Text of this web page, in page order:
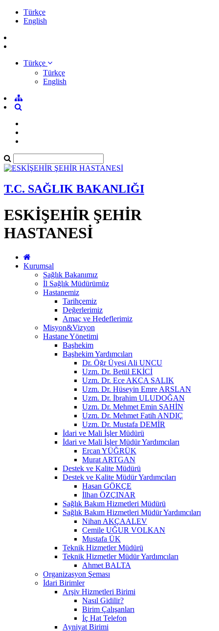
Türkçe
English
Türkçe
Türkçe
English
T.C. SAĞLIK BAKANLIĞI
ESKİŞEHİR ŞEHİR
HASTANESİ
Kurumsal
Sağlık Bakanımız
İl Sağlık Müdürümüz
Hastanemiz
Tarihçemiz
Değerlerimiz
Amaç ve Hedeflerimiz
Misyon&Vizyon
Hastane Yönetimi
Başhekim
Başhekim Yardımcıları
Dr. Öğr Üyesi Ali UNCU
Uzm. Dr. Betül EKİCİ
Uzm. Dr. Ece AKÇA SALIK
Uzm. Dr. Hüseyin Emre ARSLAN
Uzm. Dr. İbrahim ULUDOĞAN
Uzm. Dr. Mehmet Emin ŞAHİN
Uzm. Dr. Mehmet Fatih ANDIÇ
Uzm. Dr. Mustafa DEMİR
İdari ve Mali İşler Müdürü
İdari ve Mali İşler Müdür Yardımcıları
Ercan YÜĞRÜK
Murat ARTGAN
Destek ve Kalite Müdürü
Destek ve Kalite Müdür Yardımcıları
Hasan GÖKÇE
İlhan ÖZÇINAR
Sağlık Bakım Hizmetleri Müdürü
Sağlık Bakım Hizmetleri Müdür Yardımcıları
Nihan AKÇAALEV
Cemile UĞUR VOLKAN
Mustafa ÜK
Teknik Hizmetler Müdürü
Teknik Hizmetler Müdür Yardımcıları
Ahmet BALTA
Organizasyon Şeması
İdari Birimler
Arşiv Hizmetleri Birimi
Nasıl Gidilir?
Birim Çalışanları
İç Hat Telefon
Ayniyat Birimi